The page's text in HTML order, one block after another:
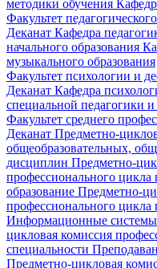
методики обучения
Факультет
Деканат Кафедра
начального образования
музыкального образования
Факультет психологии и
Деканат Кафедра
специальной педагогики
Факультет среднего
Деканат Предметно-
общеобразовательных,
дисциплин Предметно-
профессионального
образование Предметно-
профессионального цикла
Информационные
цикловая комиссия
специальности
Предметно-цикловая